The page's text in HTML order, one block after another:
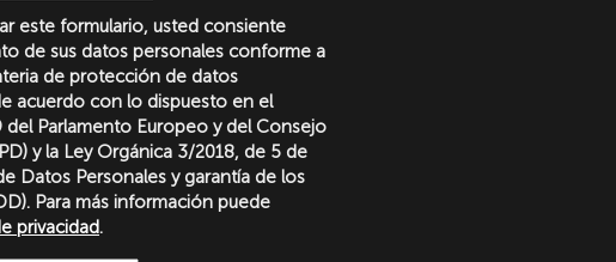
este formulario, usted consiente
de sus datos personales conforme a
de protección de datos
acuerdo con lo dispuesto en el
del Parlamento Europeo y del Consejo
y la Ley Orgánica 3/2018, de 5 de
Datos Personales y garantía de los
Para más información puede
privacidad.